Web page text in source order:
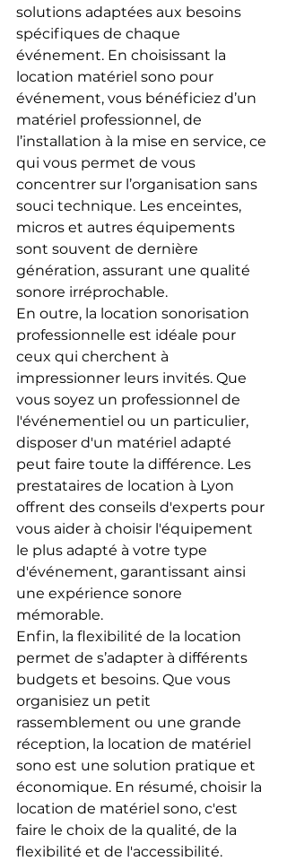
solutions adaptées aux besoins
spécifiques de chaque
événement. En choisissant la
location matériel sono pour
événement, vous bénéficiez d’un
matériel professionnel, de
l’installation à la mise en service, ce
qui vous permet de vous
concentrer sur l’organisation sans
souci technique. Les enceintes,
micros et autres équipements
sont souvent de dernière
génération, assurant une qualité
sonore irréprochable.
En outre, la location sonorisation
professionnelle est idéale pour
ceux qui cherchent à
impressionner leurs invités. Que
vous soyez un professionnel de
l'événementiel ou un particulier,
disposer d'un matériel adapté
peut faire toute la différence. Les
prestataires de location à Lyon
offrent des conseils d'experts pour
vous aider à choisir l'équipement
le plus adapté à votre type
d'événement, garantissant ainsi
une expérience sonore
mémorable.
Enfin, la flexibilité de la location
permet de s’adapter à différents
budgets et besoins. Que vous
organisiez un petit
rassemblement ou une grande
réception, la location de matériel
sono est une solution pratique et
économique. En résumé, choisir la
location de matériel sono, c'est
faire le choix de la qualité, de la
flexibilité et de l'accessibilité.